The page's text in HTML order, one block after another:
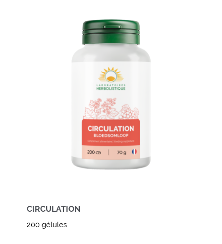
CIRCULATION
200 gélules